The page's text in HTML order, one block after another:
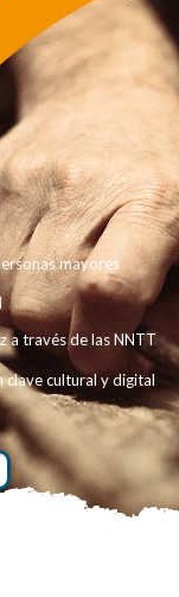
mayores
a través de las NNTT
clave cultural y digital